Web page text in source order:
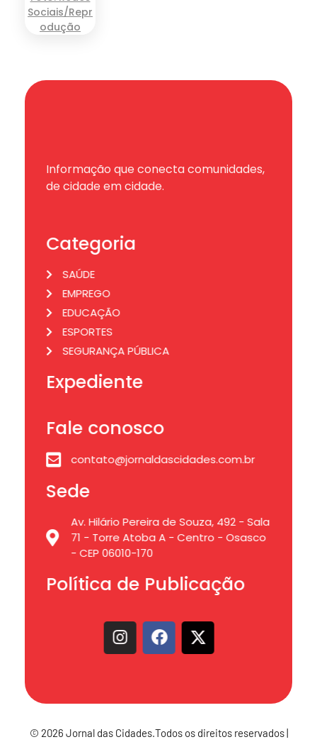
Informação que conecta comunidades,
de cidade em cidade.
Categoria
SAÚDE
EMPREGO
EDUCAÇÃO
ESPORTES
SEGURANÇA PÚBLICA
Expediente
Fale conosco
contato@jornaldascidades.com.br
Sede
Av. Hilário Pereira de Souza, 492 - Sala
71 - Torre Atoba A - Centro - Osasco
- CEP 06010-170
Política de Publicação
© 2026 Jornal das Cidades.Todos os direitos reservados |